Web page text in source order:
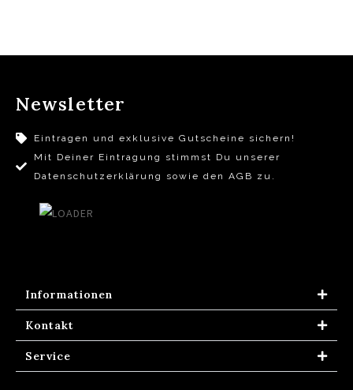
Newsletter
Eintragen und exklusive Gutscheine sichern!
Mit Deiner Eintragung stimmst Du unserer
Datenschutzerklärung sowie den AGB zu.
Informationen
Kontakt
Service